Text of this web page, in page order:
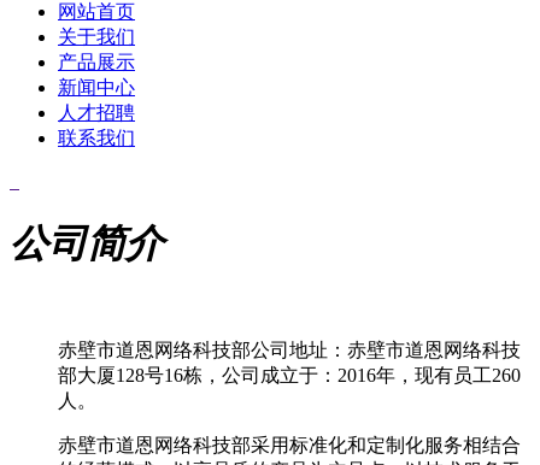
网站首页
关于我们
产品展示
新闻中心
人才招聘
联系我们
公司简介
赤壁市道恩网络科技部公司地址：赤壁市道恩网络科技
部大厦128号16栋，公司成立于：2016年，现有员工260
人。
赤壁市道恩网络科技部采用标准化和定制化服务相结合